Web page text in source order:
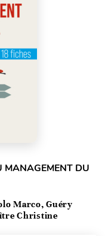
MANAGEMENT DU
Marco, Guéry
Christine